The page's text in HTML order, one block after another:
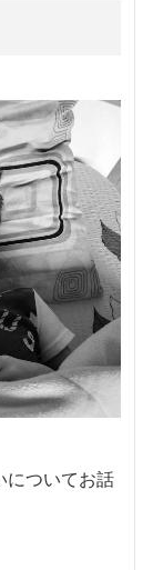
についてお話